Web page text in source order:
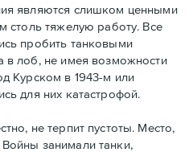
являются слишком ценными
столь тяжелую работу. Все
пробить танковыми
в лоб, не имея возможности
Курском в 1943-м или
для них катастрофой.
не терпит пустоты. Место,
занимали танки,